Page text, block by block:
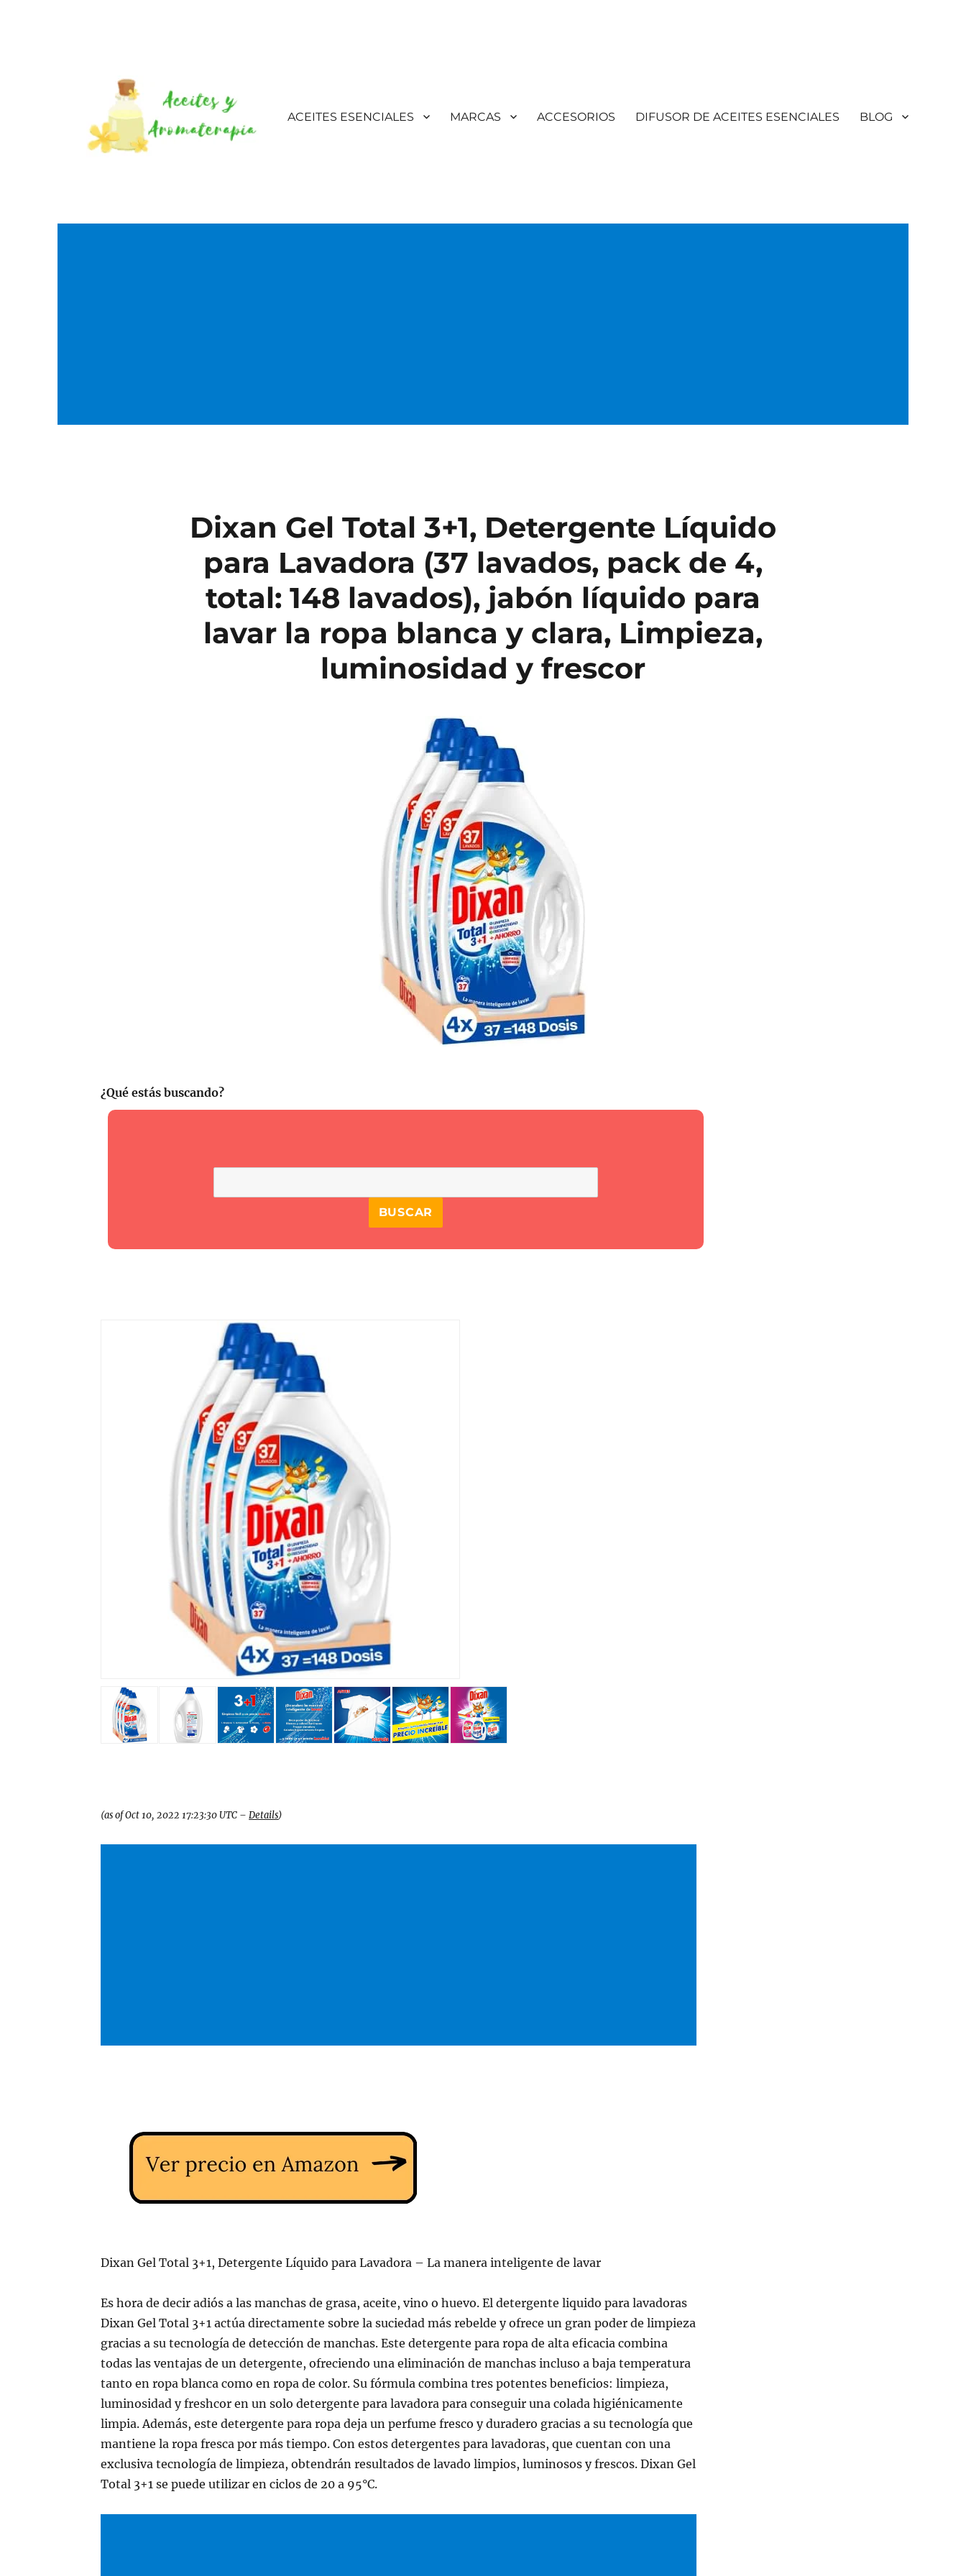
ACEITES ESENCIALES MARCAS ACCESORIOS DIFUSOR DE ACEITES ESENCIALES BLOG
Dixan Gel Total 3+1, Detergente Líquido
para Lavadora (37 lavados, pack de 4,
total: 148 lavados), jabón líquido para
lavar la ropa blanca y clara, Limpieza,
luminosidad y frescor
¿Qué estás buscando?
(as of Oct 10, 2022 17:23:30 UTC – Details)
Dixan Gel Total 3+1, Detergente Líquido para Lavadora – La manera inteligente de lavar
Es hora de decir adiós a las manchas de grasa, aceite, vino o huevo. El detergente liquido para lavadoras
Dixan Gel Total 3+1 actúa directamente sobre la suciedad más rebelde y ofrece un gran poder de limpieza
gracias a su tecnología de detección de manchas. Este detergente para ropa de alta eficacia combina
todas las ventajas de un detergente, ofreciendo una eliminación de manchas incluso a baja temperatura
tanto en ropa blanca como en ropa de color. Su fórmula combina tres potentes beneficios: limpieza,
luminosidad y freshcor en un solo detergente para lavadora para conseguir una colada higiénicamente
limpia. Además, este detergente para ropa deja un perfume fresco y duradero gracias a su tecnología que
mantiene la ropa fresca por más tiempo. Con estos detergentes para lavadoras, que cuentan con una
exclusiva tecnología de limpieza, obtendrán resultados de lavado limpios, luminosos y frescos. Dixan Gel
Total 3+1 se puede utilizar en ciclos de 20 a 95°C.